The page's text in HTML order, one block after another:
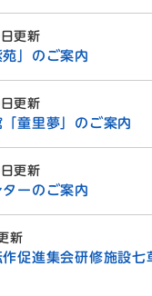
更新
」のご案内
更新
童里夢」のご案内
更新
ーのご案内
新
促進集会研修施設七